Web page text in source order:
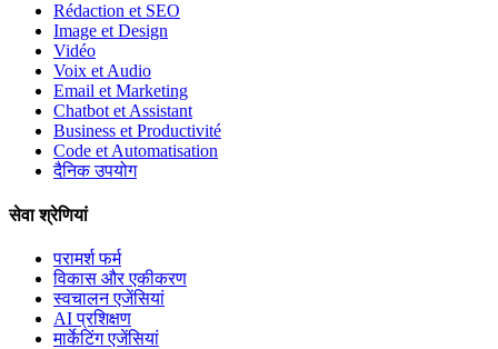
Rédaction et SEO
Image et Design
Vidéo
Voix et Audio
Email et Marketing
Chatbot et Assistant
Business et Productivité
Code et Automatisation
दैनिक उपयोग
सेवा श्रेणियां
परामर्श फर्म
विकास और एकीकरण
स्वचालन एजेंसियां
AI प्रशिक्षण
मार्केटिंग एजेंसियां